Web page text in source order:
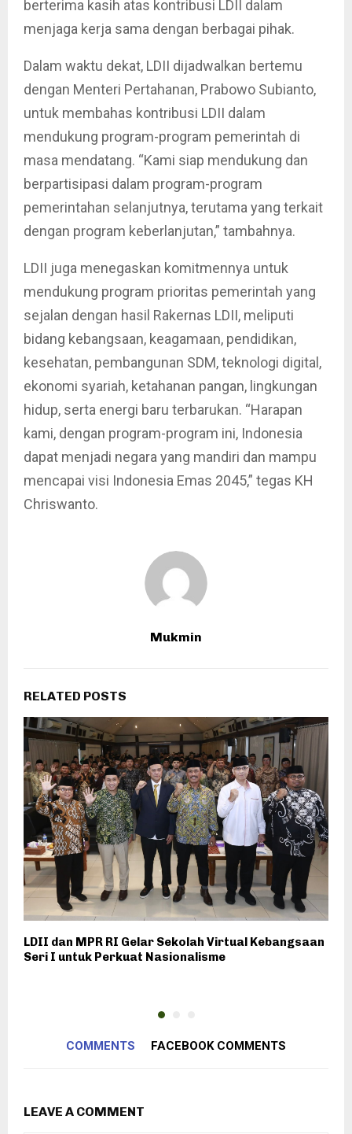
berterima kasih atas kontribusi LDII dalam
menjaga kerja sama dengan berbagai pihak.
Dalam waktu dekat, LDII dijadwalkan bertemu
dengan Menteri Pertahanan, Prabowo Subianto,
untuk membahas kontribusi LDII dalam
mendukung program-program pemerintah di
masa mendatang. “Kami siap mendukung dan
berpartisipasi dalam program-program
pemerintahan selanjutnya, terutama yang terkait
dengan program keberlanjutan,” tambahnya.
LDII juga menegaskan komitmennya untuk
mendukung program prioritas pemerintah yang
sejalan dengan hasil Rakernas LDII, meliputi
bidang kebangsaan, keagamaan, pendidikan,
kesehatan, pembangunan SDM, teknologi digital,
ekonomi syariah, ketahanan pangan, lingkungan
hidup, serta energi baru terbarukan. “Harapan
kami, dengan program-program ini, Indonesia
dapat menjadi negara yang mandiri dan mampu
mencapai visi Indonesia Emas 2045,” tegas KH
Chriswanto.
Mukmin
RELATED POSTS
LDII dan MPR RI Gelar Sekolah Virtual Kebangsaan
Seri I untuk Perkuat Nasionalisme
COMMENTS FACEBOOK COMMENTS
LEAVE A COMMENT